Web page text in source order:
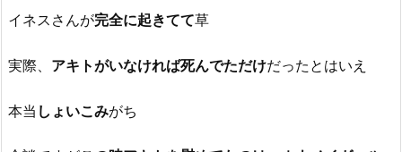
イネスさんが完全に起きてて草
実際、 アキトがいなければ死んでただけだったとはいえ
本当 しょいこみがち